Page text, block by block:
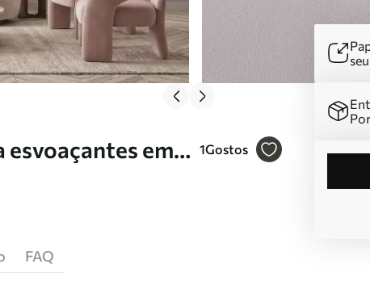
esvoaçantes em
1Gostos
FAQ